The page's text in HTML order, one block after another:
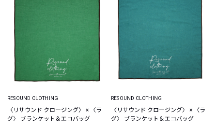
RESOUND CLOTHING
〈リサウンド クロージング〉 × 〈ラ
グ〉 ブランケット＆エコバッグ
RESOUND CLOTHING
〈リサウンド クロージング〉 × 〈ラ
グ〉 ブランケット＆エコバッグ